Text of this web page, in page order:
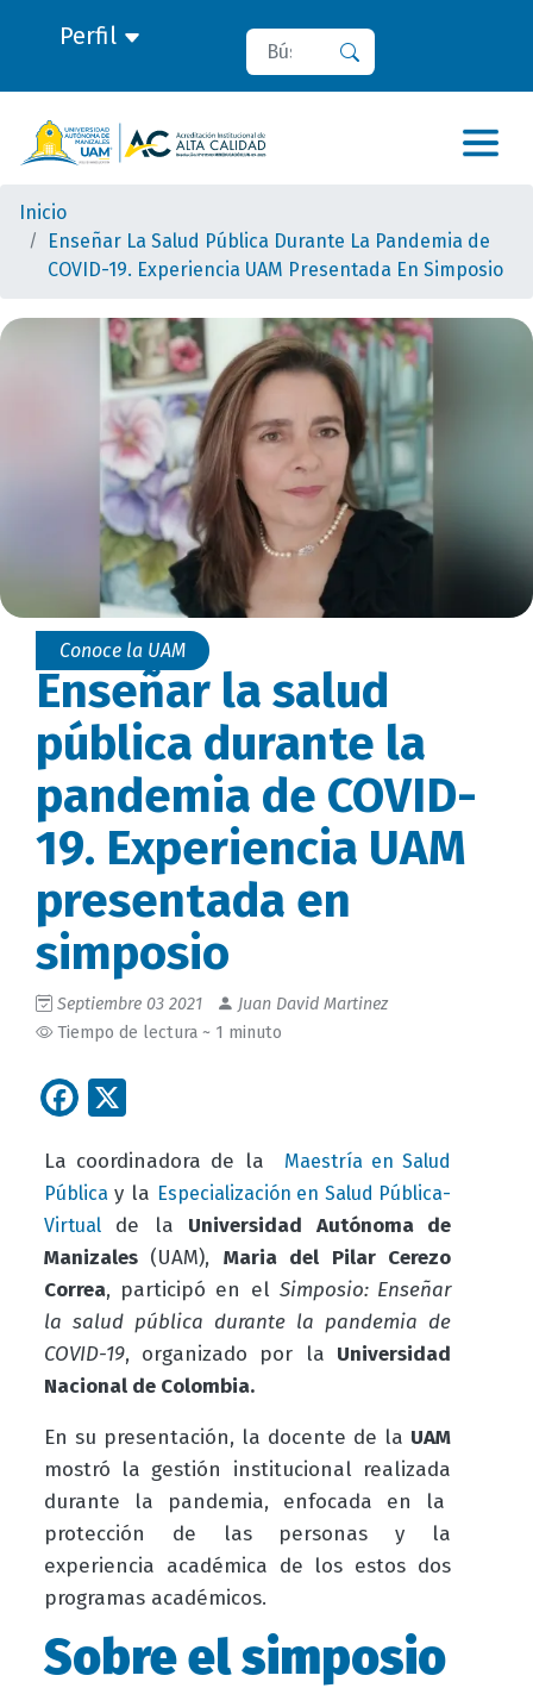
Perfil Buscar
Inicio
Enseñar La Salud Pública Durante La Pandemia de
COVID-19. Experiencia UAM Presentada En Simposio
Conoce la UAM
Enseñar la salud
pública durante la
pandemia de COVID-
19. Experiencia UAM
presentada en
simposio
Septiembre 03 2021
Juan David Martinez
Tiempo de lectura ~ 1 minuto
Facebook
La coordinadora de la
Maestría en Salud
Públicay la Especialización en Salud Pública-
Virtualde la Universidad Autónoma de
Manizales (UAM), Maria del Pilar Cerezo
Correa, participó en el Simposio: Enseñar
la salud pública durante la pandemia de
COVID-19, organizado por la Universidad
Nacional de Colombia.
En su presentación, la docente de la UAM
mostró la gestión institucional realizada
durante la pandemia, enfocada en la
protección de las personas y la
experiencia académica de los estos dos
programas académicos.
Sobre el simposio